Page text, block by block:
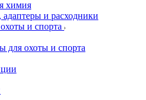
химия
и расходники
и спорта
для охоты и спорта